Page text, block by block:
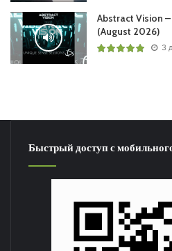
Abstract Vision
(August 2026)
3
Быстрый доступ с